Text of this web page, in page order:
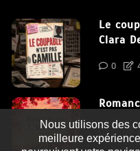
Le
Clara
0
0
Nous utilisons des
meilleure